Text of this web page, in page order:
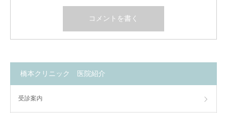
橋本クリニック 医院紹介
受診案内